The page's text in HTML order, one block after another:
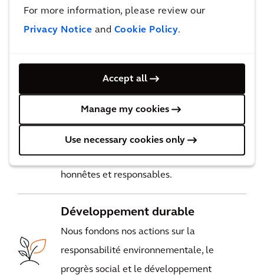
For more information, please review our
Privacy Notice and Cookie Policy.
Accept all
Manage my cookies
Use necessary cookies only
connaissances, notre agilité et notre
capacité d'innovation afin de créer
L'intégrité
élevées, et nous instaurons des relations de
confiance en étant ouverts d'esprit,
honnêtes et responsables.
Développement durable
Nous fondons nos actions sur la
responsabilité environnementale, le
progrès social et le développement